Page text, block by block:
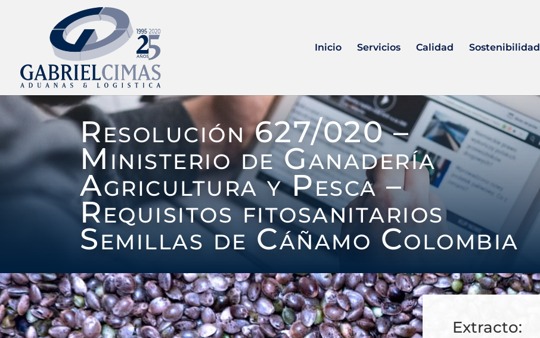
Inicio Servicios Calidad Sostenibilidad
Resolución 627/020 –
Ministerio de Ganadería
Agricultura y Pesca –
Requisitos fitosanitarios
Semillas de Cáñamo Colombia
Extracto: